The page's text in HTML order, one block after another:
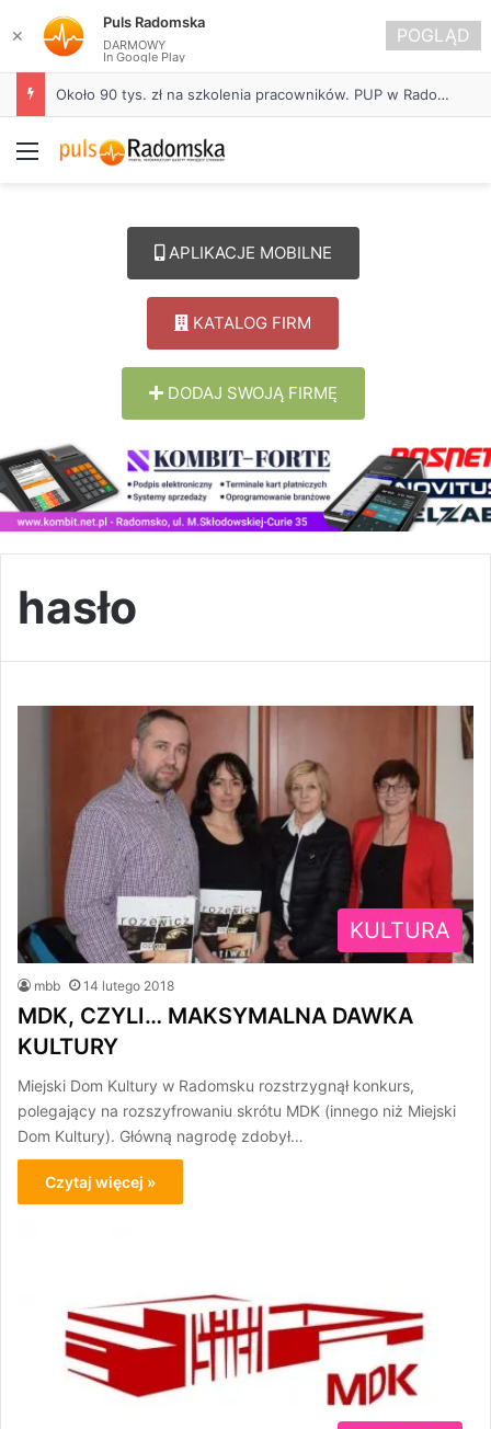
Około 90 tys. zł na szkolenia pracowników. PUP w Radomsku ogłasza nabór wniosków
Menu
APLIKACJE MOBILNE
KATALOG FIRM
DODAJ SWOJĄ FIRMĘ
hasło
KULTURA
mbb 14 lutego 2018
MDK, CZYLI… MAKSYMALNA DAWKA
KULTURY
Miejski Dom Kultury w Radomsku rozstrzygnął konkurs,
polegający na rozszyfrowaniu skrótu MDK (innego niż Miejski
Dom Kultury). Główną nagrodę zdobył…
Czytaj więcej »
✕
Puls Radomska
DARMOWY
In Google Play
POGLĄD